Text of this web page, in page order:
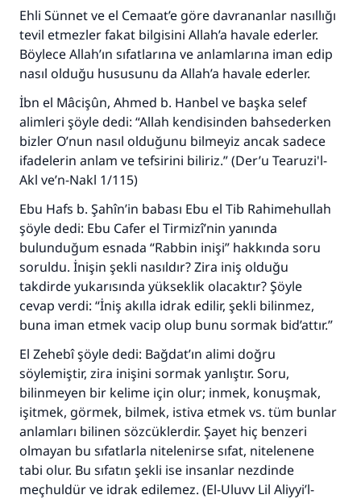
Ehli Sünnet ve el Cemaat’e göre davrananlar nasıllığı
tevil etmezler fakat bilgisini Allah’a havale ederler.
Böylece Allah’ın sıfatlarına ve anlamlarına iman edip
nasıl olduğu hususunu da Allah’a havale ederler.
İbn el Mâcişûn, Ahmed b. Hanbel ve başka selef
alimleri şöyle dedi: “Allah kendisinden bahsederken
bizler O’nun nasıl olduğunu bilmeyiz ancak sadece
ifadelerin anlam ve tefsirini biliriz.” (Der’u Tearuzi'l-
Akl ve’n-Nakl 1/115)
Ebu Hafs b. Şahîn’in babası Ebu el Tib Rahimehullah
şöyle dedi: Ebu Cafer el Tirmizî’nin yanında
bulunduğum esnada “Rabbin inişi” hakkında soru
soruldu. İnişin şekli nasıldır? Zira iniş olduğu
takdirde yukarısında yükseklik olacaktır? Şöyle
cevap verdi: “İniş akılla idrak edilir, şekli bilinmez,
buna iman etmek vacip olup bunu sormak bid’attır.”
El Zehebî şöyle dedi: Bağdat’ın alimi doğru
söylemiştir, zira inişini sormak yanlıştır. Soru,
bilinmeyen bir kelime için olur; inmek, konuşmak,
işitmek, görmek, bilmek, istiva etmek vs. tüm bunlar
anlamları bilinen sözcüklerdir. Şayet hiç benzeri
olmayan bu sıfatlarla nitelenirse sıfat, nitelenene
tabi olur. Bu sıfatın şekli ise insanlar nezdinde
meçhuldür ve idrak edilemez. (El-Uluvv Lil Aliyyi’l-